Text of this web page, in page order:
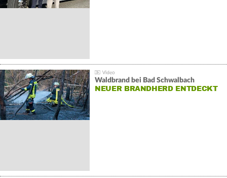
Waldbrand bei Bad Schwalbach
NEUER BRANDHERD ENTDECKT